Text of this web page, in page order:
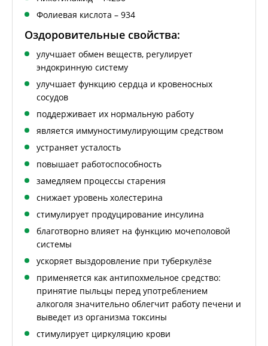
Фолиевая кислота – 934
Оздоровительные свойства:
улучшает обмен веществ, регулирует
эндокринную систему
улучшает функцию сердца и кровеносных
сосудов
поддерживает их нормальную работу
является иммуностимулирующим средством
устраняет усталость
повышает работоспособность
замедляем процессы старения
снижает уровень холестерина
стимулирует продуцирование инсулина
благотворно влияет на функцию мочеполовой
системы
ускоряет выздоровление при туберкулёзе
применяется как антипохмельное средство:
принятие пыльцы перед употреблением
алкоголя значительно облегчит работу печени и
выведет из организма токсины
стимулирует циркуляцию крови